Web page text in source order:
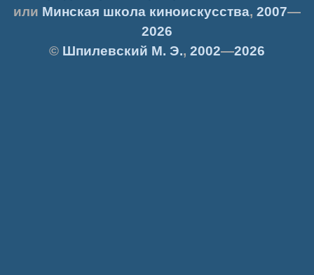
или Минская школа киноискусства, 2007—
2026
© Шпилевский М. Э., 2002—2026